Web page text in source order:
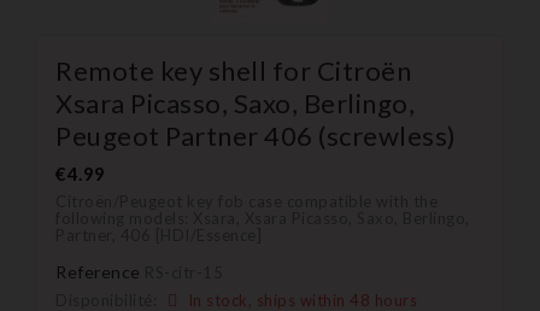
Remote key shell for Citroën
Xsara Picasso, Saxo, Berlingo,
Peugeot Partner 406 (screwless)
€4.99
Reference
In stock, ships within 48 hours